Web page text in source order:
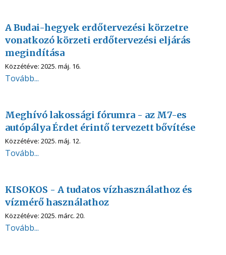
A Budai-hegyek erdőtervezési körzetre
vonatkozó körzeti erdőtervezési eljárás
megindítása
Közzétéve: 2025. máj. 16.
Tovább...
Meghívó lakossági fórumra - az M7-es
autópálya Érdet érintő tervezett bővítése
Közzétéve: 2025. máj. 12.
Tovább...
KISOKOS - A tudatos vízhasználathoz és
vízmérő használathoz
Közzétéve: 2025. márc. 20.
Tovább...